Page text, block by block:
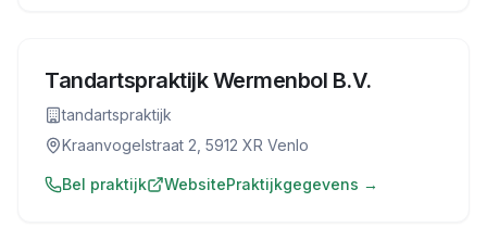
Tandartspraktijk Wermenbol B.V.
tandartspraktijk
Kraanvogelstraat 2, 5912 XR Venlo
Bel praktijk WebsitePraktijkgegevens →